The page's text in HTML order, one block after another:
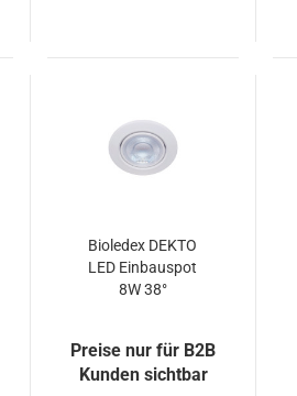
Bioledex DEKTO
LED Einbauspot
8W 38°
Preise nur für B2B
Kunden sichtbar